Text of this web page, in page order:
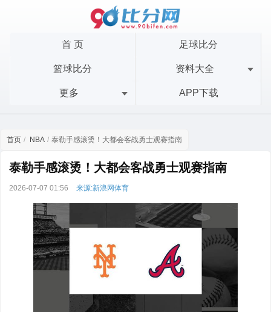
首 页 足球比分
篮球比分 资料大全
更多 APP下载
首页 NBA 泰勒手感滚烫！大都会客战勇士观赛指南
泰勒手感滚烫！大都会客战勇士观赛指南
2026-07-07 01:56 来源:新浪网体育